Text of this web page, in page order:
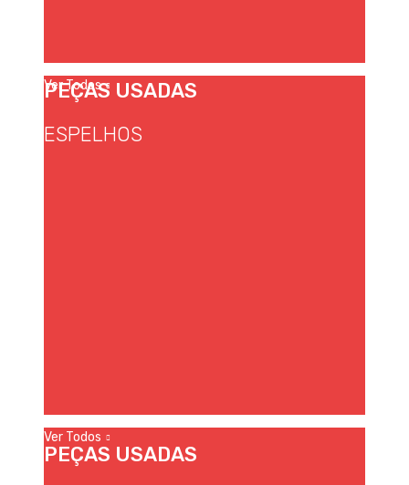
PEÇAS USADAS
ESPELHOS
Ver Todos
PEÇAS USADAS
Ver Todos